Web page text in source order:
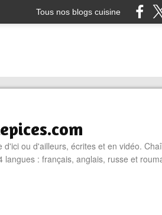
Tous nos blogs cuisine
d'ici ou d'ailleurs, écrites et en vidéo.
langues : français, anglais, russe et